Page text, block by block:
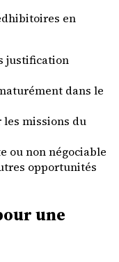
en
justification
dans le
missions du
ou non négociable
opportunités
une